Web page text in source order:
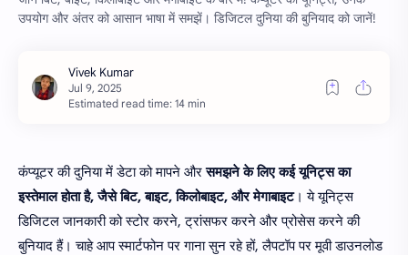
उपयोग और अंतर को आसान भाषा में समझें। डिजिटल दुनिया की बुनियाद को जानें!
Estimated read time: 14 min
कंप्यूटर की दुनिया में डेटा को मापने औरसमझने के लिए कई यूनिट्स का
इस्तेमाल होता है, जैसे बिट, बाइट, किलोबाइट, और मेगाबाइट। ये यूनिट्स
डिजिटल जानकारी को स्टोर करने, ट्रांसफर करने और प्रोसेस करने की
बुनियाद हैं। चाहे आप स्मार्टफोन पर गाना सुन रहे हों, लैपटॉप पर मूवी डाउनलोड